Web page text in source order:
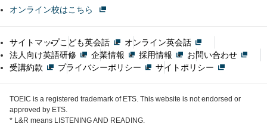
オンライン校はこちら
サイトマップこども英会話
オンライン英会話
法人向け英語研修
企業情報 採用情報
お問い合わせ
受講約款
プライバシーポリシー サイトポリシー
TOEIC is a registered trademark of ETS. This website is not endorsed or
approved by ETS.
* L&R means LISTENING AND READING.